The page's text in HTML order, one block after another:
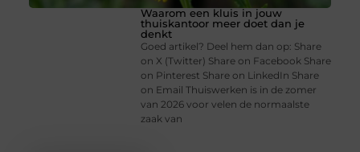
Waarom een kluis in jouw
thuiskantoor meer doet dan je
denkt
Goed artikel? Deel hem dan op: Share
on X (Twitter) Share on Facebook Share
on Pinterest Share on LinkedIn Share
on Email Thuiswerken is in de zomer
van 2026 voor velen de normaalste
zaak van